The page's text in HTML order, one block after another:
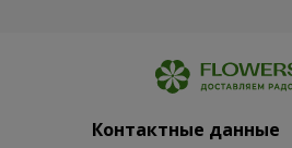
Контактные данные